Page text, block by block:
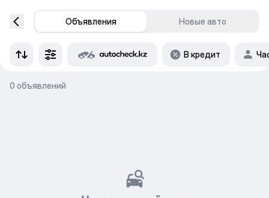
Объявления Новые авто
В кредит
0 объявлений